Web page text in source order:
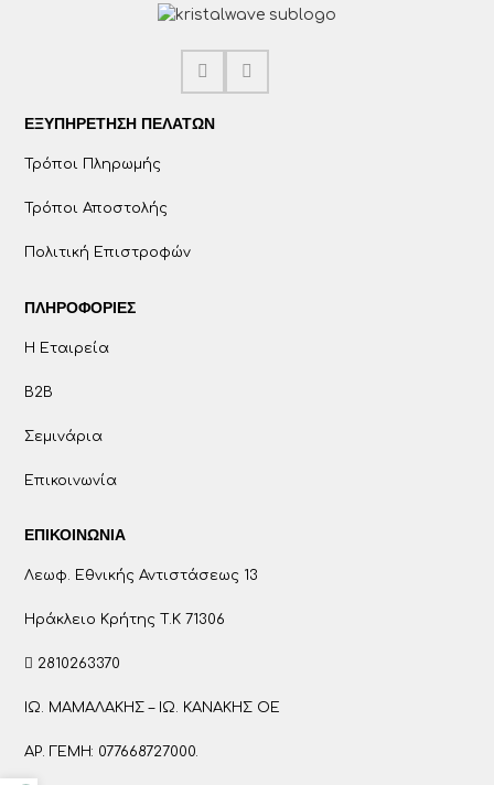
ΕΞΥΠΗΡΈΤΗΣΗ ΠΕΛΑΤΩΝ
Τρόποι Πληρωμής
Τρόποι Αποστολής
Πολιτική Επιστροφών
ΠΛΗΡΟΦΟΡΊΕΣ
Η Εταιρεία
B2B
Σεμινάρια
Επικοινωνία
ΕΠΙΚΟΙΝΩΝΊΑ
Λεωφ. Εθνικής Αντιστάσεως 13
Ηράκλειο Κρήτης T.K 71306
2810263370
ΙΩ. ΜΑΜΑΛΑΚΗΣ – ΙΩ. ΚΑΝΑΚΗΣ ΟΕ
ΑΡ. ΓΕΜΗ: 077668727000.